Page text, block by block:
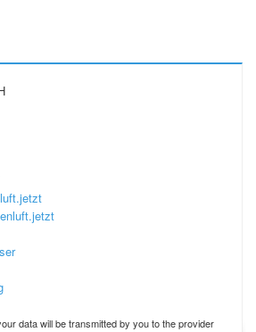
data will be transmitted by you to the provider